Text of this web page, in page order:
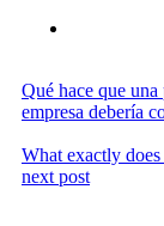
Qué hace que
empresa debería
What exactly
next post